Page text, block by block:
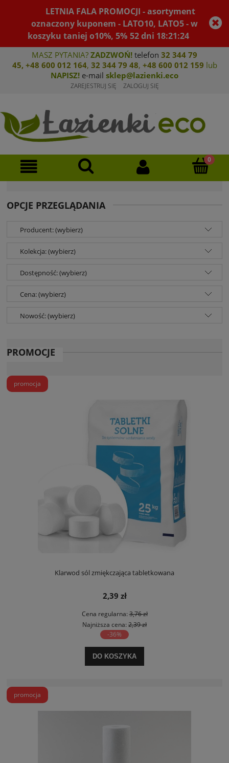
LETNIA FALA PROMOCJI - asortyment
oznaczony kuponem - LATO10, LATO5 - w
koszyku taniej o10%, 5% 52dni 18:21:23
MASZ PYTANIA? ZADZWOŃ! telefon 32 344 79
45, +48 600 012 164, 32 344 79 48, +48 600 012 159 lub
NAPISZ! e-mail sklep@lazienki.eco
ZAREJESTRUJ SIĘ ZALOGUJ SIĘ
OPCJE PRZEGLĄDANIA
Producent: (wybierz)
Kolekcja: (wybierz)
Dostępność: (wybierz)
Cena: (wybierz)
Nowość: (wybierz)
PROMOCJE
Klarwod sól zmiękczająca tabletkowana
2,39 zł
Cena regularna:3,76 zł
Najniższa cena: 2,39 zł
-36%
DO KOSZYKA
promocja
promocja